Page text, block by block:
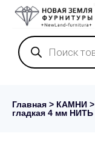
Поиск
товаров
Главная > КАМНИ >
гладкая 4 мм НИТЬ